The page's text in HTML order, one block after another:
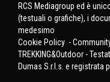
RCS Mediagroup ed è
(testuali o grafiche), i
medesimo
Cookie Policy -
TREKKING&Outdoor -
Dumas S.r.l.s. e registrata